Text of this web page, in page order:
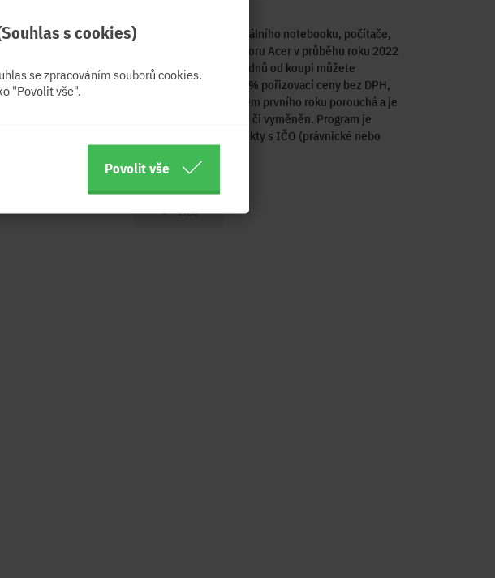
Zakoupením profesionálního notebooku, počítače,
monitoru nebo projektoru Acer v průběhu roku 2022
a jeho registrací do 30 dnů od koupi můžete
požadovat vrácení 100% pořizovací ceny bez DPH,
pokud se produkt během prvního roku porouchá a je
v rámci záruky opraven či vyměněn. Program je
platný pouze pro subjekty s IČO (právnické nebo
Více
s cookies)
se zpracováním souborů cookies.
"Povolit vše".
Povolit vše